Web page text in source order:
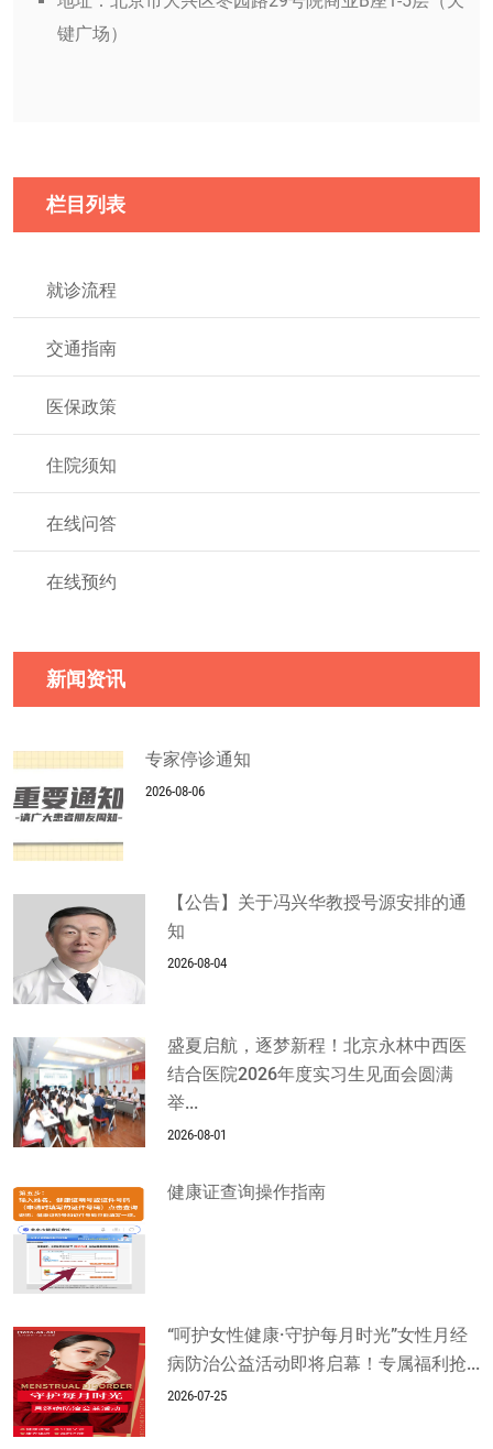
键广场）
栏目列表
就诊流程
交通指南
医保政策
住院须知
在线问答
在线预约
新闻资讯
专家停诊通知
2026-08-06
【公告】关于冯兴华教授号源安排的通
知
2026-08-04
盛夏启航，逐梦新程！北京永林中西医
结合医院2026年度实习生见面会圆满
举...
2026-08-01
健康证查询操作指南
“呵护女性健康·守护每月时光”女性月经
病防治公益活动即将启幕！专属福利抢...
2026-07-25